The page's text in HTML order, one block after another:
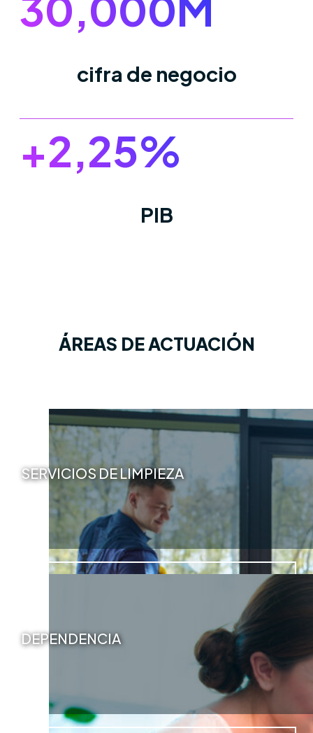
cifra de negocio
+2,25%
PIB
ÁREAS DE ACTUACIÓN
SERVICIOS DE LIMPIEZA
DEPENDENCIA